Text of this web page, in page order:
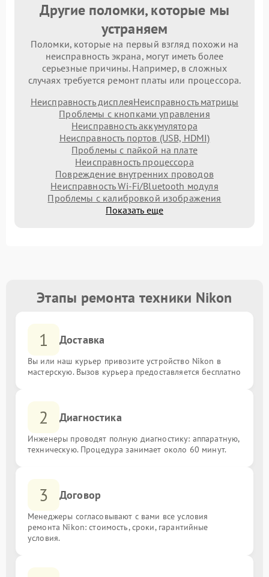
Другие поломки, которые мы
устраняем
Поломки, которые на первый взгляд похожи на
неисправность экрана, могут иметь более
серьезные причины. Например, в сложных
случаях требуется ремонт платы или процессора.
Неисправность дисплеяНеисправность матрицы
Проблемы с кнопками управления
Неисправность аккумулятора
Неисправность портов (USB, HDMI)
Проблемы с пайкой на плате
Неисправность процессора
Повреждение внутренних проводов
Неисправность Wi-Fi/Bluetooth модуля
Проблемы с калибровкой изображения
Показать еще
Этапы ремонта техники Nikon
1 Доставка
Вы или наш курьер привозите устройство Nikon в
мастерскую. Вызов курьера предоставляется бесплатно
2 Диагностика
Инженеры проводят полную диагностику: аппаратную,
техническую. Процедура занимает около 60 минут.
3 Договор
Менеджеры согласовывают с вами все условия
ремонта Nikon: стоимость, сроки, гарантийные
условия.